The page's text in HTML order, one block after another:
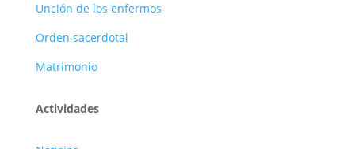
Unción de los enfermos
Orden sacerdotal
Matrimonio
Actividades